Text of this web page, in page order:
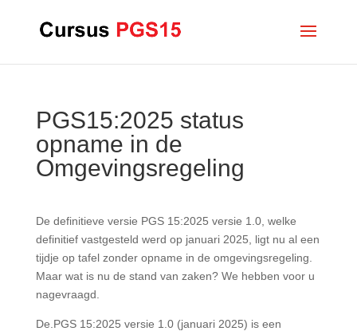
PGS15:2025 status
opname in de
Omgevingsregeling
De definitieve versie PGS 15:2025 versie 1.0, welke
definitief vastgesteld werd op januari 2025, ligt nu al een
tijdje op tafel zonder opname in de omgevingsregeling.
Maar wat is nu de stand van zaken? We hebben voor u
nagevraagd.
De.PGS 15:2025 versie 1.0 (januari 2025) is een